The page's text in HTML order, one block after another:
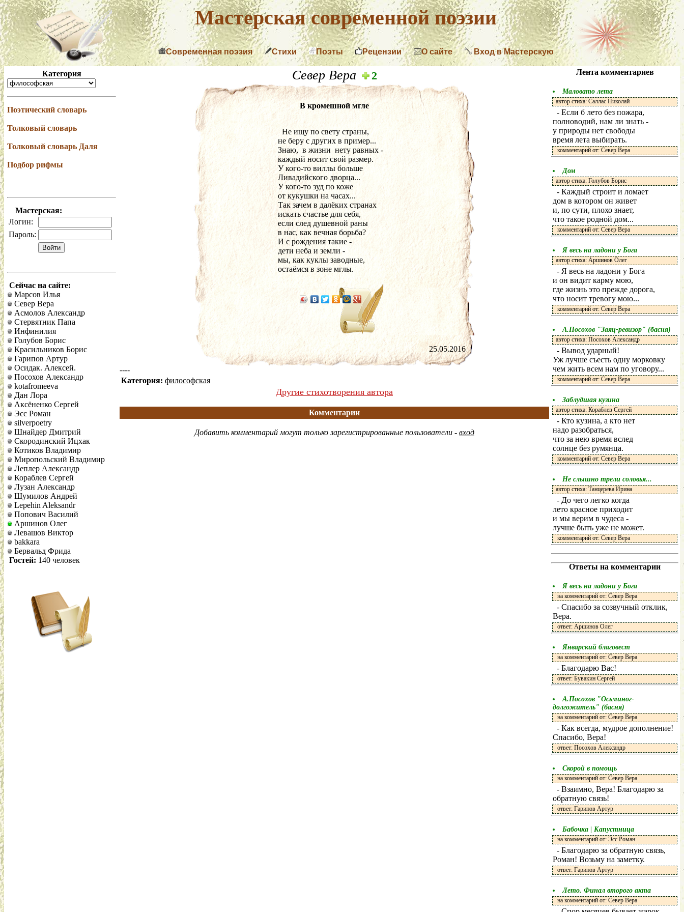
Мастерская современной поэзии
Современная поэзия Стихи Поэты Рецензии О сайте Вход в Мастерскую
Категория
Поэтический словарь
Толковый словарь
Толковый словарь Даля
Подбор рифмы
Мастерская:
Логин:
Пароль:
Сейчас на сайте:
Марсов Илья
Север Вера
Асмолов Александр
Стервятник Папа
Инфинилия
Голубов Борис
Красильников Борис
Гарипов Артур
Осидак. Алексей.
Посохов Александр
kotafromeeva
Дан Лора
Аксёненко Сергей
Эсс Роман
silverpoetry
Шнайдер Дмитрий
Скородинский Ицхак
Котиков Владимир
Миропольский Владимир
Леплер Александр
Кораблев Сергей
Лузан Александр
Шумилов Андрей
Lepehin Aleksandr
Попович Василий
Аршинов Олег
Левашов Виктор
bakkara
Бервальд Фрида
Гостей: 140 человек
Север Вера 2
В кромешной мгле
  Не ищу по свету страны,
не беру с других в пример...
Знаю,  в жизни  нету равных -
каждый носит свой размер.
У кого-то виллы больше
Ливадийского дворца...
У кого-то зуд по коже
от кукушки на часах...
Так зачем в далёких странах
искать счастье для себя,
если след душевной раны
в нас, как вечная борьба?
И с рождения такие -
дети неба и земли -
мы, как куклы заводные,
остаёмся в зоне мглы.
25.05.2016
----
Категория: философская
Другие стихотворения автора
Комментарии
Добавить комментарий могут только зарегистрированные пользователи - вход
Лента комментариев
Маловато лета
автор стиха: Саллас Николай
- Если б лето без пожара,
полноводий, нам ли знать -
у природы нет свободы
время лета выбирать.
комментарий от: Север Вера
Дом
автор стиха: Голубов Борис
- Каждый строит и ломает
дом в котором он живет
и, по сути, плохо знает,
что такое родной дом...
комментарий от: Север Вера
Я весь на ладони у Бога
автор стиха: Аршинов Олег
- Я весь на ладони у Бога
и он видит карму мою,
где жизнь это прежде дорога,
что носит тревогу мою...
комментарий от: Север Вера
А.Посохов "Заяц-ревизор" (басня)
автор стиха: Посохов Александр
- Вывод ударный!
Уж лучше съесть одну морковку
чем жить всем нам по уговору...
комментарий от: Север Вера
Заблудшая кузина
автор стиха: Кораблев Сергей
- Кто кузина, а кто нет
надо разобраться,
что за нею время вслед
солнце без румянца.
комментарий от: Север Вера
Не слышно трели соловья...
автор стиха: Танцерева Ирина
- До чего легко когда
лето красное приходит
и мы верим в чудеса -
лучше быть уже не может.
комментарий от: Север Вера
Ответы на комментарии
Я весь на ладони у Бога
на комментарий от: Север Вера
- Спасибо за созвучный отклик,
Вера.
ответ: Аршинов Олег
Январский благовест
на комментарий от: Север Вера
- Благодарю Вас!
ответ: Бувакин Сергей
А.Посохов "Осьминог-
долгожитель" (басня)
на комментарий от: Север Вера
- Как всегда, мудрое дополнение!
Спасибо, Вера!
ответ: Посохов Александр
Скорой в помощь
на комментарий от: Север Вера
- Взаимно, Вера! Благодарю за
обратную связь!
ответ: Гарипов Артур
Бабочка | Капустница
на комментарий от: Эсс Роман
- Благодарю за обратную связь,
Роман! Возьму на заметку.
ответ: Гарипов Артур
Лето. Финал второго акта
на комментарий от: Север Вера